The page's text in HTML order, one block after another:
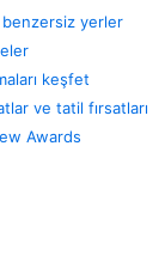
benzersiz yerler
keşfet
ve tatil fırsatları
Awards